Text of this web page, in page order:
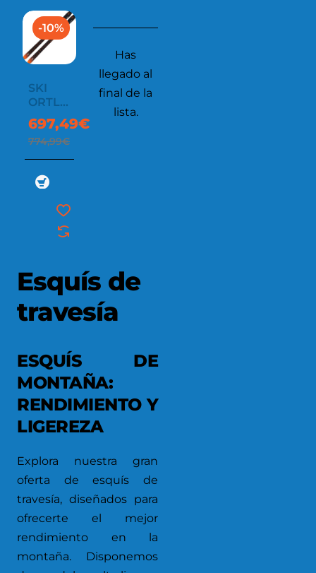
Esquís de
travesía
ESQUÍS DE
MONTAÑA:
RENDIMIENTO Y
LIGEREZA
Explora nuestra gran
oferta de esquís de
travesía, diseñados para
ofrecerte el mejor
rendimiento en la
montaña. Disponemos
-10%
SKI
ORTLES
PRO 85
697,49€
774,99€
Has
llegado al
final de la
lista.